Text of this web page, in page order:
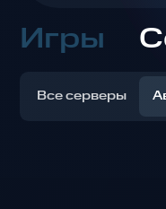
Игры
Все серверы